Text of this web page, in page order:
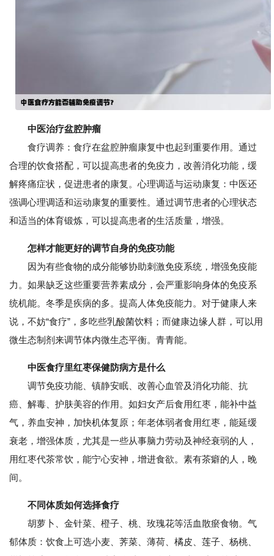
中医治疗盆腔肿瘤
食疗调养：食疗在盆腔肿瘤康复中也起到重要作用。通过
合理的饮食搭配，可以提高患者的免疫力，改善消化功能，缓
解疼痛症状，促进患者的康复。心理调适与运动康复：中医还
强调心理调适和运动康复的重要性。通过调节患者的心理状态
和适当的体育锻炼，可以提高患者的生活质量，增强。
怎样才能更好的调节自身的免疫功能
因为有些食物的成分能够协助刺激免疫系统，增强免疫能
力。如果缺乏这些重要营养素成分，会严重影响身体的免疫系
统机能。冬季是疾病的多。提高人体免疫能力。对于健康人来
说，不妨“食疗”，多吃些乳酸菌饮料；而健康边缘人群，可以用
微生态制剂来调节体内微生态平衡。青青能。
中医食疗里红枣保健防病方是什么
调节免疫功能、镇静安眠、改善心血管及消化功能、抗
癌、解毒、护肤美容的作用。如妇女产后食用红枣，能补中益
气，养血安神，加快机体复原；年老体弱者食用红枣，能延缓
衰老，增强体质，尤其是一些从事脑力劳动及神经衰弱的人，
用红枣代茶常饮，能宁心安神，增进食欲。素有茶癖的人，晚
间。
不同体质如何选择食疗
胡萝卜、金针菜、橙子、桃、玫瑰花等活血散瘀食物。气
郁体质：饮食上可选小麦、荠菜、薄荷、橘皮、莲子、杨桃、